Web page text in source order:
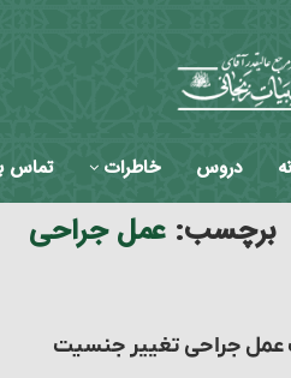
دروس خاطرات تماس
برچسب: عمل جراحی
عمل جراحی تغییر جنسیت